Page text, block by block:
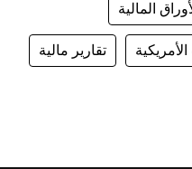
المالية
تقارير مالية